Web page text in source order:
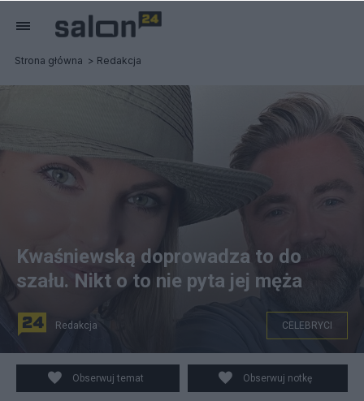
Strona główna Redakcja
Aleksandra Kwaśniewska z mężem Kubą Badachem, fot.
Instagram
Kwaśniewską doprowadza to do
szału. Nikt o to nie pyta jej męża
Redakcja CELEBRYCI
Obserwuj temat Obserwuj notkę